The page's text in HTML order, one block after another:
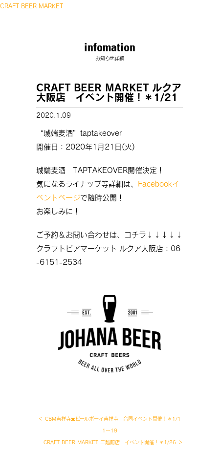
CRAFT BEER MARKET
infomation
お知らせ詳細
CRAFT BEER MARKET ルクア
大阪店 イベント開催！＊1/21
2020.1.09
“城端麦酒”taptakeover
開催日：2020年1月21日(火)
城端麦酒 TAPTAKEOVER開催決定！
気になるライナップ等詳細は、
Facebookイ
ベントページで随時公開！
お楽しみに！
ご予約＆お問い合わせは、コチラ↓↓↓↓↓
クラフトビアマーケット ルクア大阪店：06
-6151-2534
＜ CBM吉祥寺✖️ビールボーイ吉祥寺 合同イベント開催！＊1/1
1〜19
CRAFT BEER MARKET 三越前店 イベント開催！＊1/26 ＞